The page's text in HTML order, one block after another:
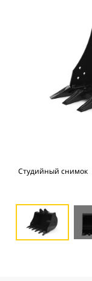
Студийный снимок